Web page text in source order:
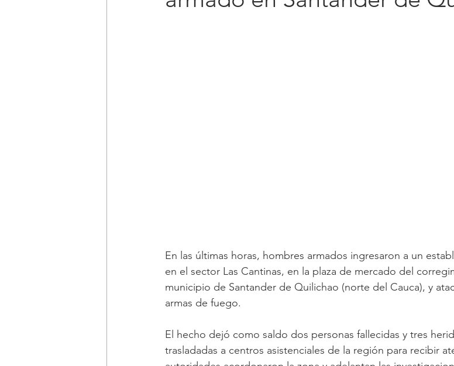
En las últimas horas, hombres armados ingresaron a un
en el sector Las Cantinas, en la plaza de mercado del
municipio de Santander de Quilichao (norte del Cauca), y
armas de fuego.
El hecho dejó como saldo dos personas fallecidas y tres
trasladadas a centros asistenciales de la región para recibir